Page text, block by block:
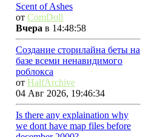
Scent of Ashes
от ComDoll
Вчера в 14:48:58
Создание сторилайна беты на
базе всеми ненавидимого
роблокса
от HalfArchive
04 Авг 2026, 19:46:34
Is there any explaination why
we dont have map files before